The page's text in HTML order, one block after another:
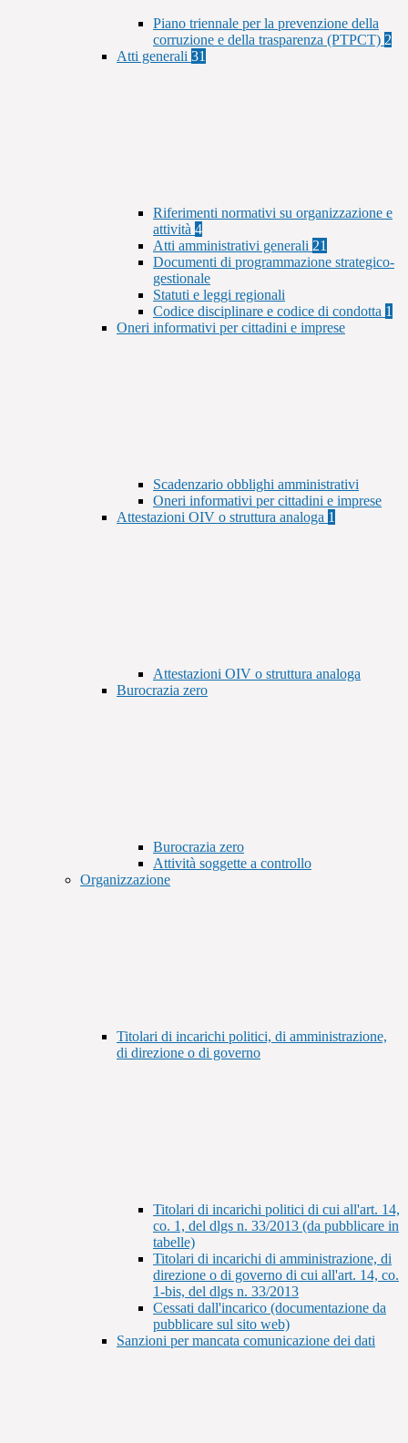
Piano triennale per la prevenzione della
corruzione e della trasparenza (PTPCT) 2
Atti generali 31
Riferimenti normativi su organizzazione e
attività 4
Atti amministrativi generali 21
Documenti di programmazione strategico-
gestionale
Statuti e leggi regionali
Codice disciplinare e codice di condotta 1
Oneri informativi per cittadini e imprese
Scadenzario obblighi amministrativi
Oneri informativi per cittadini e imprese
Attestazioni OIV o struttura analoga 1
Attestazioni OIV o struttura analoga
Burocrazia zero
Burocrazia zero
Attività soggette a controllo
Organizzazione
Titolari di incarichi politici, di amministrazione,
di direzione o di governo
Titolari di incarichi politici di cui all'art. 14,
co. 1, del dlgs n. 33/2013 (da pubblicare in
tabelle)
Titolari di incarichi di amministrazione, di
direzione o di governo di cui all'art. 14, co.
1-bis, del dlgs n. 33/2013
Cessati dall'incarico (documentazione da
pubblicare sul sito web)
Sanzioni per mancata comunicazione dei dati